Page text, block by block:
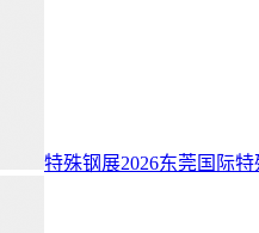
特殊钢展2026东莞国际